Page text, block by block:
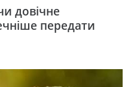
довічне
передати